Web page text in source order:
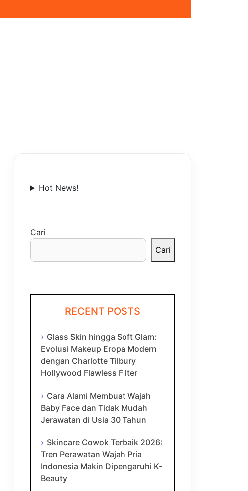
Hot News!
Cari
Cari
RECENT POSTS
Glass Skin hingga Soft Glam:
Evolusi Makeup Eropa Modern
dengan Charlotte Tilbury
Hollywood Flawless Filter
Cara Alami Membuat Wajah
Baby Face dan Tidak Mudah
Jerawatan di Usia 30 Tahun
Skincare Cowok Terbaik 2026:
Tren Perawatan Wajah Pria
Indonesia Makin Dipengaruhi K-
Beauty